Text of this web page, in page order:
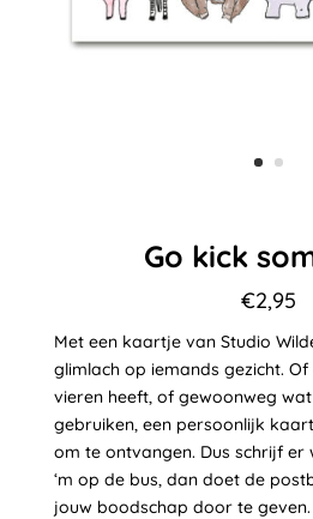
Go kick
€2,95
Met een kaartje van Studio
glimlach op iemands gezicht.
vieren heeft, of gewoonweg
gebruiken, een persoonlijk
om te ontvangen. Dus schrijf er
‘m op de bus, dan doet de
jouw boodschap door te geven.